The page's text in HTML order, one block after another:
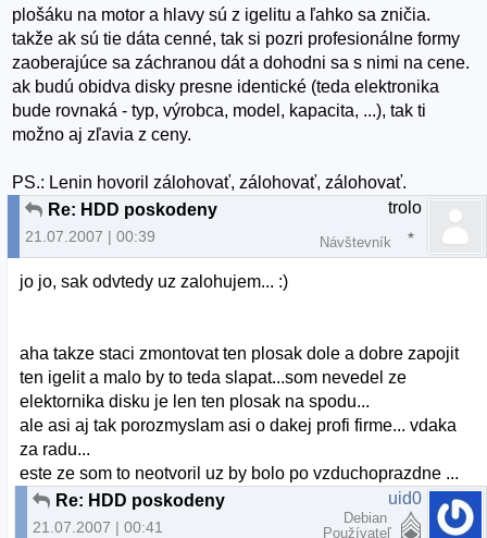
plošáku na motor a hlavy sú z igelitu a ľahko sa zničia.
takže ak sú tie dáta cenné, tak si pozri profesionálne formy
zaoberajúce sa záchranou dát a dohodni sa s nimi na cene.
ak budú obidva disky presne identické (teda elektronika
bude rovnaká - typ, výrobca, model, kapacita, ...), tak ti
možno aj zľavia z ceny.
PS.: Lenin hovoril zálohovať, zálohovať, zálohovať.
Re: HDD poskodeny
21.07.2007 | 00:39
trolo
Návštevník
jo jo, sak odvtedy uz zalohujem... :)
aha takze staci zmontovat ten plosak dole a dobre zapojit
ten igelit a malo by to teda slapat...som nevedel ze
elektornika disku je len ten plosak na spodu...
ale asi aj tak porozmyslam asi o dakej profi firme... vdaka
za radu...
este ze som to neotvoril uz by bolo po vzduchoprazdne ...
Re: HDD poskodeny
21.07.2007 | 00:41
uid0
Debian
Používateľ